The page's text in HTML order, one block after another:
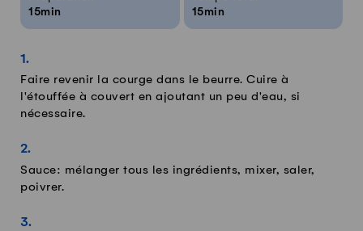
15min
15min
Faire revenir la courge dans le beurre. Cuire à
l'étouffée à couvert en ajoutant un peu d'eau, si
nécessaire.
Sauce: mélanger tous les ingrédients, mixer, saler,
poivrer.